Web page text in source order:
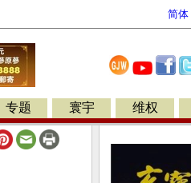
简体
专题 寰宇 维权